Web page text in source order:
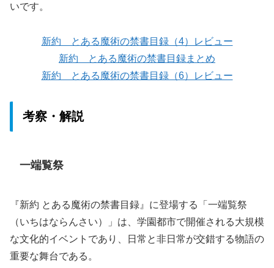
いです。
新約 とある魔術の禁書目録（4）レビュー
新約 とある魔術の禁書目録まとめ
新約 とある魔術の禁書目録（6）レビュー
考察・解説
一端覧祭
『新約 とある魔術の禁書目録』に登場する「一端覧祭
（いちはならんさい）」は、学園都市で開催される大規模
な文化的イベントであり、日常と非日常が交錯する物語の
重要な舞台である。